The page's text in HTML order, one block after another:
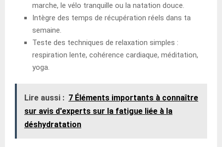
marche, le vélo tranquille ou la natation douce.
Intègre des temps de récupération réels dans ta
semaine.
Teste des techniques de relaxation simples :
respiration lente, cohérence cardiaque, méditation,
yoga.
Lire aussi : 7 Éléments importants à connaître
sur avis d'experts sur la fatigue liée à la
déshydratation